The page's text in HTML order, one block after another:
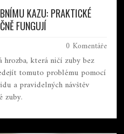
KAZU: PRAKTICKÉ
FUNGUJÍ
0 Komentáře
která ničí zuby bez
tomuto problému pomocí
a pravidelných návštěv
zuby.